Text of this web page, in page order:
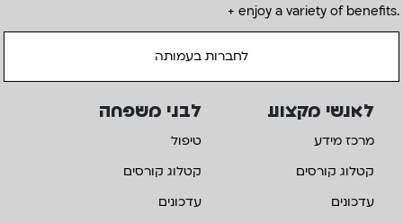
+ enjoy a variety of benefits.
לחברות בעמותה
לאנשי מקצוע
מרכז מידע
קטלוג קורסים
עדכונים
לבני משפחה
טיפול
קטלוג קורסים
עדכונים